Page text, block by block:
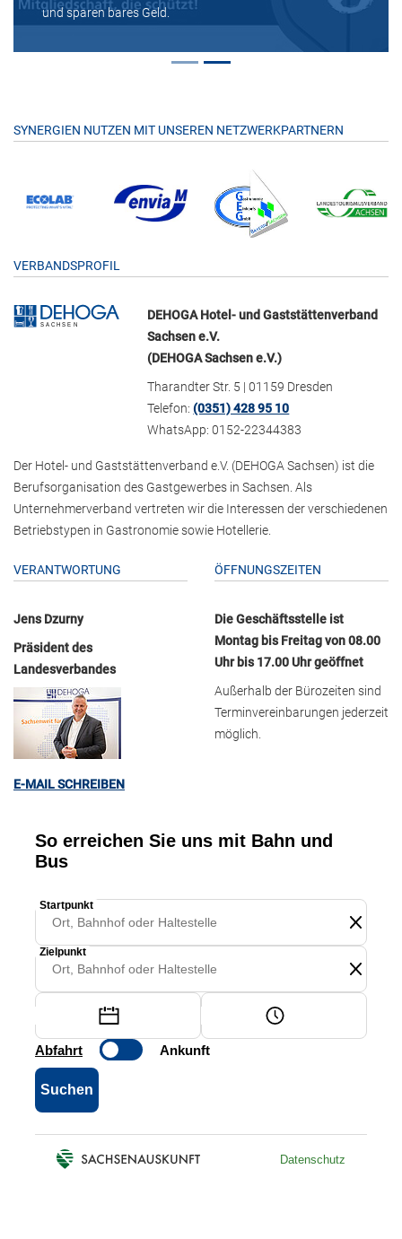
und sparen bares Geld.
SYNERGIEN NUTZEN MIT UNSEREN NETZWERKPARTNERN
VERBANDSPROFIL
DEHOGA Hotel- und Gaststättenverband
Sachsen e.V.
(DEHOGA Sachsen e.V.)
Tharandter Str. 5 | 01159 Dresden
Telefon:(0351) 428 95 10
WhatsApp: 0152-22344383
Der Hotel- und Gaststättenverband e.V. (DEHOGA Sachsen) ist die
Berufsorganisation des Gastgewerbes in Sachsen. Als
Unternehmerverband vertreten wir die Interessen der verschiedenen
Betriebstypen in Gastronomie sowie Hotellerie.
VERANTWORTUNG
Jens Dzurny
Präsident des
Landesverbandes
E-MAIL SCHREIBEN
ÖFFNUNGSZEITEN
Die Geschäftsstelle ist
Montag bis Freitag von 08.00
Uhr bis 17.00 Uhr geöffnet
Außerhalb der Bürozeiten sind
Terminvereinbarungen jederzeit
möglich.